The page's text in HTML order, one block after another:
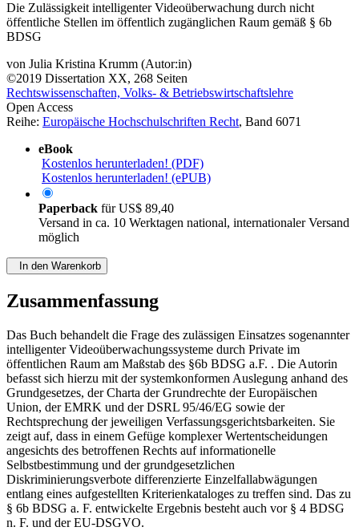
Die Zulässigkeit intelligenter Videoüberwachung durch nicht
öffentliche Stellen im öffentlich zugänglichen Raum gemäß § 6b
BDSG
von Julia Kristina Krumm (Autor:in)
©2019 Dissertation XX, 268 Seiten
Rechtswissenschaften, Volks- & Betriebswirtschaftslehre
Open Access
Reihe: Europäische Hochschulschriften Recht, Band 6071
eBook
Kostenlos herunterladen! (PDF)
Kostenlos herunterladen! (ePUB)
Paperback fürUS$ 89,40
Versand in ca. 10 Werktagen national, internationaler Versand
möglich
In den Warenkorb
Zusammenfassung
Das Buch behandelt die Frage des zulässigen Einsatzes sogenannter
intelligenter Videoüberwachungssysteme durch Private im
öffentlichen Raum am Maßstab des §6b BDSG a.F. . Die Autorin
befasst sich hierzu mit der systemkonformen Auslegung anhand des
Grundgesetzes, der Charta der Grundrechte der Europäischen
Union, der EMRK und der DSRL 95/46/EG sowie der
Rechtsprechung der jeweiligen Verfassungsgerichtsbarkeiten. Sie
zeigt auf, dass in einem Gefüge komplexer Wertentscheidungen
angesichts des betroffenen Rechts auf informationelle
Selbstbestimmung und der grundgesetzlichen
Diskriminierungsverbote differenzierte Einzelfallabwägungen
entlang eines aufgestellten Kriterienkataloges zu treffen sind. Das zu
§ 6b BDSG a. F. entwickelte Ergebnis besteht auch vor § 4 BDSG
n. F. und der EU-DSGVO.